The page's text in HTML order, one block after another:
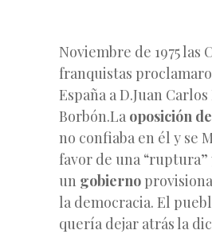
Noviembre de 1975 las
franquistas
España a D.Juan
Borbón.La oposición
no confiaba en él y se
favor de una
un gobierno
la democracia. El
quería dejar atrás la